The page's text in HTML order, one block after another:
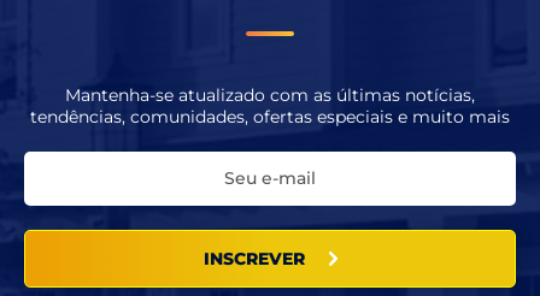
Mantenha-se atualizado com as últimas notícias,
tendências, comunidades, ofertas especiais e muito mais
INSCREVER